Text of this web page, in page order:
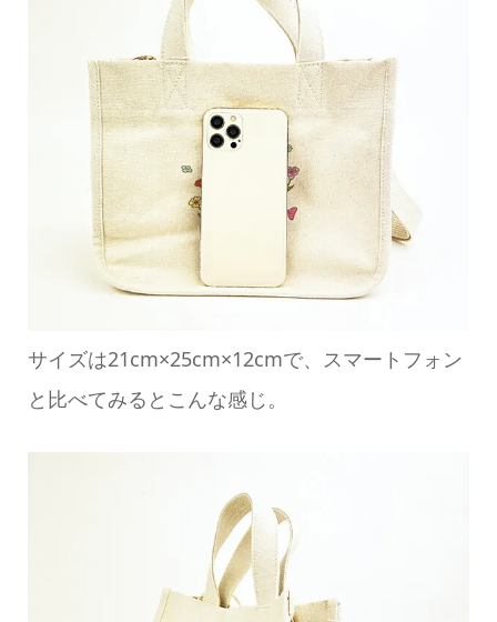
サイズは21cm×25cm×12cmで、スマートフォン
と比べてみるとこんな感じ。